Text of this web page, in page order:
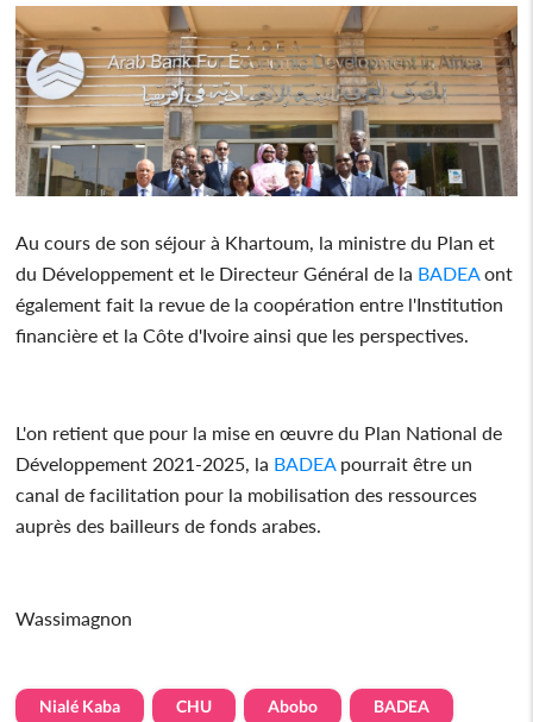
Au cours de son séjour à Khartoum, la ministre du Plan et
du Développement et le Directeur Général de la BADEAont
également fait la revue de la coopération entre l'Institution
financière et la Côte d'Ivoire ainsi que les perspectives.
L'on retient que pour la mise en œuvre du Plan National de
Développement 2021-2025, la BADEApourrait être un
canal de facilitation pour la mobilisation des ressources
auprès des bailleurs de fonds arabes.
Wassimagnon
Nialé Kaba CHU Abobo BADEA